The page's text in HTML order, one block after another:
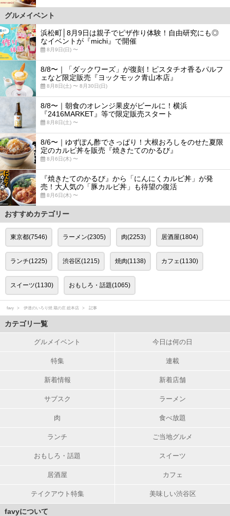
グルメイベント
浜松町│8月9日は親子でピザ作り体験！自由研究にも◎
なイベントが『michi』で開催
8月9日(日) 〜
8/8〜｜「ダックワーズ」が復刻！ピスタチオ香るパルフ
ェなど限定販売『ヨックモック青山本店』
8月8日(土) 〜 8月30日(日)
8/8〜｜朝食のオレンジ果皮がビールに！横浜
『2416MARKET』等で限定販売スタート
8月8日(土) 〜
8/6〜｜ゆずぽん酢でさっぱり！大根おろしをのせた夏限
定のカルビ丼を販売『焼きたてのかるび』
8月6日(木) 〜
『焼きたてのかるび』から「にんにくカルビ丼」が発
売！大人気の「豚カルビ丼」も待望の復活
8月6日(木) 〜
おすすめカテゴリー
東京都(7546) ラーメン(2305) 肉(2253) 居酒屋(1804)
ランチ(1225) 渋谷区(1215) 焼肉(1138) カフェ(1130)
スイーツ(1130) おもしろ・話題(1065)
favy 伊達のいろり焼 蔵の庄 総本店 記事
カテゴリ一覧
グルメイベント 今日は何の日
特集 連載
新着情報 新着店舗
サブスク ラーメン
肉 食べ放題
ランチ ご当地グルメ
おもしろ・話題 スイーツ
居酒屋 カフェ
テイクアウト特集 美味しい渋谷区
favyについて